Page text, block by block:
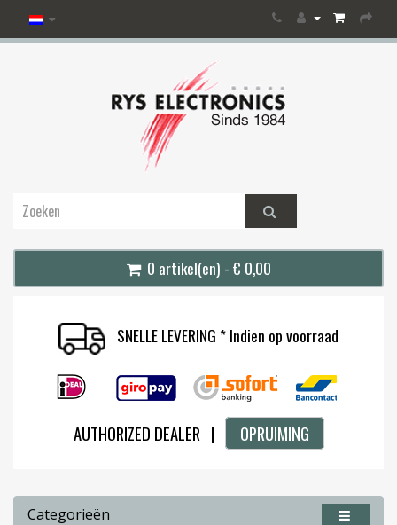
0 artikel(en) - € 0,00
SNELLE LEVERING * Indien op voorraad
AUTHORIZED DEALER | OPRUIMING
Categorieën